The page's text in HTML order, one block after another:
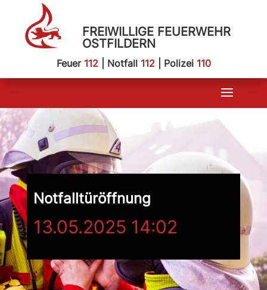
FREIWILLIGE FEUERWEHR
OSTFILDERN
Feuer 112| Notfall 112| Polizei 110
Notfalltüröffnung
13.05.2025 14:02